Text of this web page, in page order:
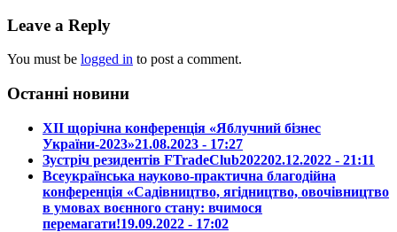
Leave a Reply
You must be logged in to post a comment.
Останні новини
ХІІ щорічна конференція «Яблучний бізнес
України-2023»21.08.2023 - 17:27
Зустріч резидентів FTradeClub202202.12.2022 - 21:11
Всеукраїнська науково-практична благодійна
конференція «Садівництво, ягідництво, овочівництво
в умовах воєнного стану: вчимося
перемагати!19.09.2022 - 17:02